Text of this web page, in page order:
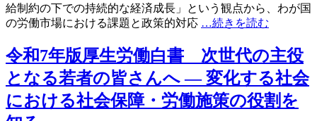
給制約の下での持続的な経済成長」という観点から、わが国
の労働市場における課題と政策的対応 …続きを読む
令和7年版厚生労働白書 次世代の主役
となる若者の皆さんへ — 変化する社会
における社会保障・労働施策の役割を